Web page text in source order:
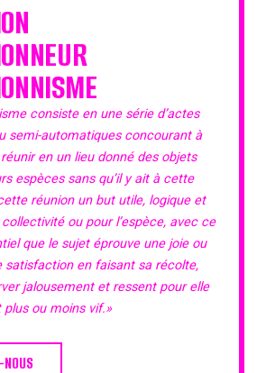
consiste en une série d’actes
semi-automatiques concourant à
en un lieu donné des objets
espèces sans qu’il y ait à cette
réunion un but utile, logique et
ou pour l’espèce, avec ce
que le sujet éprouve une joie ou
satisfaction en faisant sa récolte,
jalousement et ressent pour elle
ou moins vif.»